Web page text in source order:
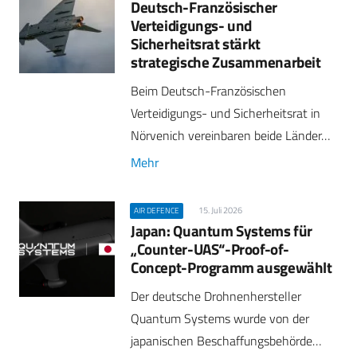
Deutsch-Französischer
Verteidigungs- und
Sicherheitsrat stärkt
strategische Zusammenarbeit
Beim Deutsch-Französischen
Verteidigungs- und Sicherheitsrat in
Nörvenich vereinbaren beide Länder…
Mehr
AIR DEFENCE 15. Juli 2026
Japan: Quantum Systems für
„Counter-UAS“-Proof-of-
Concept-Programm ausgewählt
Der deutsche Drohnenhersteller
Quantum Systems wurde von der
japanischen Beschaffungsbehörde…